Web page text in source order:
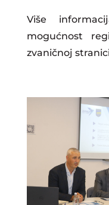
Više
mogućnost
zvaničnoj